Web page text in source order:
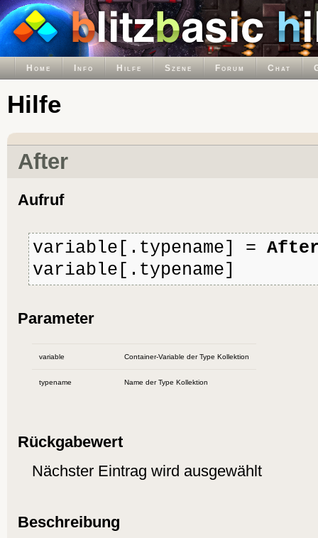
Home Info Hilfe Szene Forum Chat
Hilfe
After
Aufruf
variable[.typename] =
variable[.typename]
Parameter
variable Container-Variable der Type Kollektion
typename Name der Type Kollektion
Rückgabewert
Nächster Eintrag wird ausgewählt
Beschreibung